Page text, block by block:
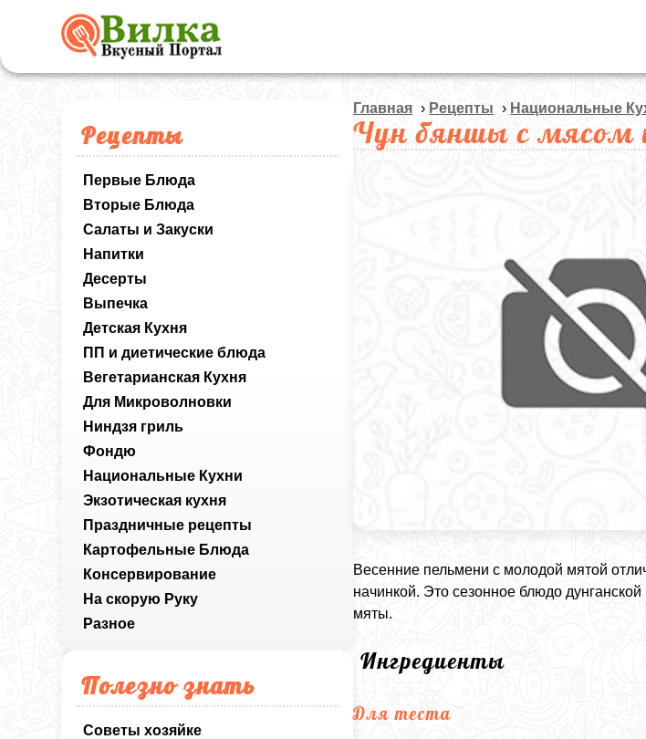
Рецепты
Первые Блюда
Вторые Блюда
Салаты и Закуски
Напитки
Десерты
Выпечка
Детская Кухня
ПП и диетические блюда
Вегетарианская Кухня
Для Микроволновки
Ниндзя гриль
Фондю
Национальные Кухни
Экзотическая кухня
Праздничные рецепты
Картофельные Блюда
Консервирование
На скорую Руку
Разное
Полезно знать
Советы хозяйке
Главная › Рецепты › Национальные
Чун бяншы с мясом
Весенние пельмени с молодой мятой
начинкой. Это сезонное блюдо
мяты.
Ингредиенты
Для теста